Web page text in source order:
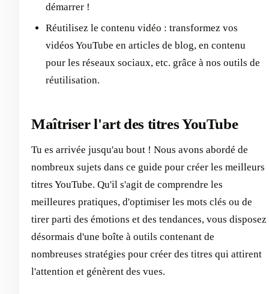
démarrer !
Réutilisez le contenu vidéo : transformez vos
vidéos YouTube en articles de blog, en contenu
pour les réseaux sociaux, etc. grâce à nos outils de
réutilisation.
Maîtriser l'art des titres YouTube
Tu es arrivée jusqu'au bout ! Nous avons abordé de
nombreux sujets dans ce guide pour créer les meilleurs
titres YouTube. Qu'il s'agit de comprendre les
meilleures pratiques, d'optimiser les mots clés ou de
tirer parti des émotions et des tendances, vous disposez
désormais d'une boîte à outils contenant de
nombreuses stratégies pour créer des titres qui attirent
l'attention et génèrent des vues.